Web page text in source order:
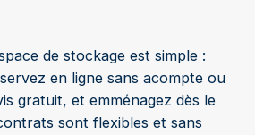
de stockage est simple :
en ligne sans acompte ou
gratuit, et emménagez dès le
sont flexibles et sans